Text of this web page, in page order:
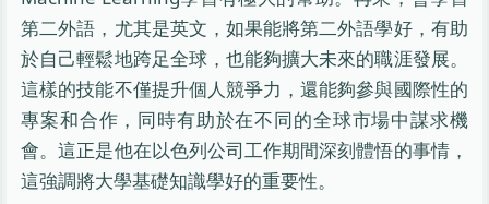
第二外語，尤其是英文，如果能將第二外語學好，有助
於自己輕鬆地跨足全球，也能夠擴大未來的職涯發展。
這樣的技能不僅提升個人競爭力，還能夠參與國際性的
專案和合作，同時有助於在不同的全球市場中謀求機
會。這正是他在以色列公司工作期間深刻體悟的事情，
這強調將大學基礎知識學好的重要性。